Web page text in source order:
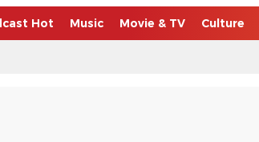
Hot Music Movie & TV Culture